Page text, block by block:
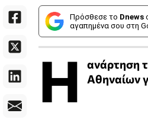
Πρόσθεσε το Dnews
αγαπημένα σου στη
Η
ανάρτηση
Αθηναίων